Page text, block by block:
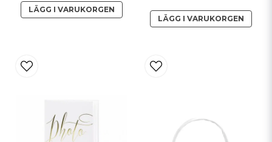
LÄGG I VARUKORGEN
LÄGG I VARUKORGEN